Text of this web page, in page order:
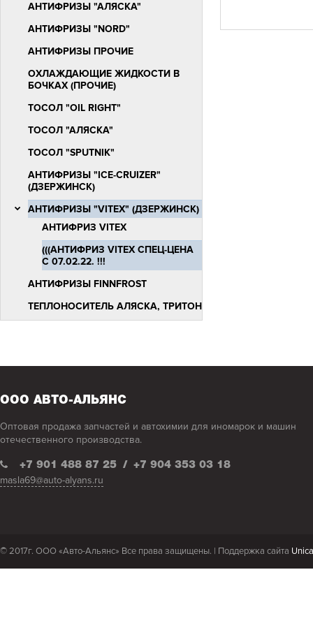
АНТИФРИЗЫ "АЛЯСКА"
АНТИФРИЗЫ "NORD"
АНТИФРИЗЫ ПРОЧИЕ
ОХЛАЖДАЮЩИЕ ЖИДКОСТИ В
БОЧКАХ (ПРОЧИЕ)
ТОСОЛ "OIL RIGHT"
ТОСОЛ "АЛЯСКА"
ТОСОЛ "SPUTNIK"
АНТИФРИЗЫ "ICE-СRUIZER"
(ДЗЕРЖИНСК)
АНТИФРИЗЫ "VITEX" (ДЗЕРЖИНСК)
АНТИФРИЗ VITEX
(((АНТИФРИЗ VITEX СПЕЦ-ЦЕНА
С 07.02.22. !!!
АНТИФРИЗЫ FINNFROST
ТЕПЛОНОСИТЕЛЬ АЛЯСКА, ТРИТОН
ФИЛЬТРЫ
ООО АВТО-АЛЬЯНС
Оптовая продажа запчастей и автохимии для иномарок и машин
отечественного производства.
+7 901 488 87 25 / +7 904 353 03 18
masla69@auto-alyans.ru
© 2017г. ООО «Авто-Альянс» Все права защищены. | Поддержка сайта